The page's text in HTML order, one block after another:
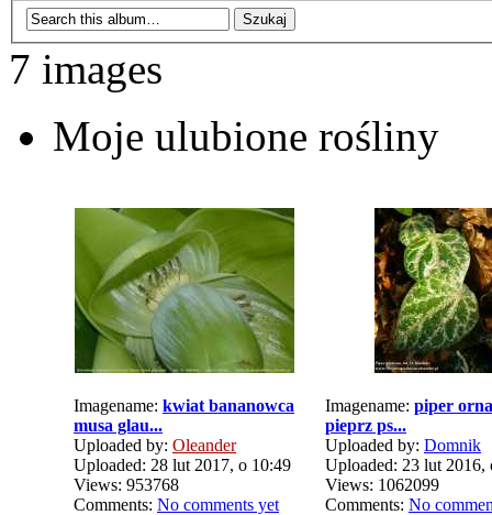
7 images
Moje ulubione rośliny
Imagename: kwiat bananowca
musa glau...
Uploaded by: Oleander
Uploaded: 28 lut 2017, o 10:49
Views: 953768
Comments: No comments yet
Imagename: piper
pieprz ps...
Uploaded by: Domnik
Uploaded: 23 lut 2016,
Views: 1062099
Comments: No